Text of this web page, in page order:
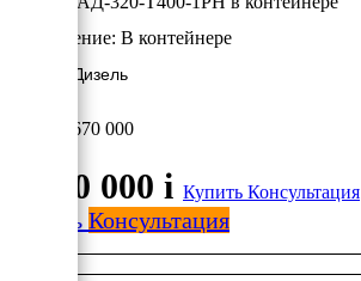
Исполнение: В контейнере
320 кВт/Дизель
2 670 000
2 670 000 i Купить Консультация
Купить Консультация